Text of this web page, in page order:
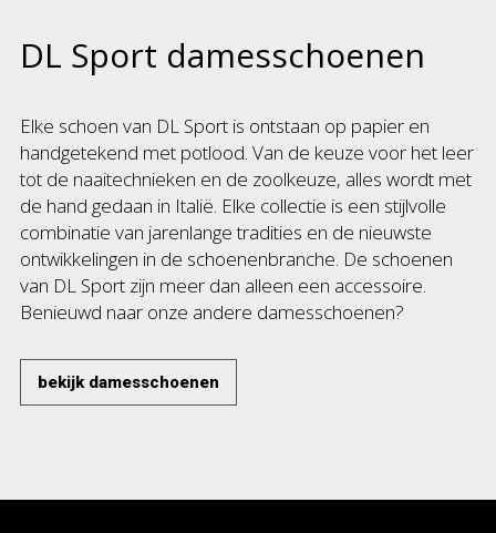
DL Sport damesschoenen
Elke schoen van DL Sport is ontstaan op papier en
handgetekend met potlood. Van de keuze voor het leer
tot de naaitechnieken en de zoolkeuze, alles wordt met
de hand gedaan in Italië. Elke collectie is een stijlvolle
combinatie van jarenlange tradities en de nieuwste
ontwikkelingen in de schoenenbranche. De schoenen
van DL Sport zijn meer dan alleen een accessoire.
Benieuwd naar onze andere damesschoenen?
bekijk damesschoenen